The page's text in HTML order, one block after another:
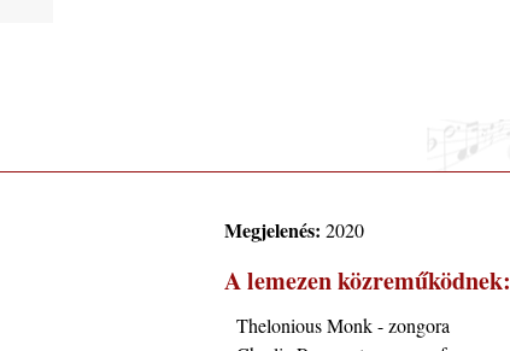
Megjelenés: 2020
A lemezen közreműködnek:
Thelonious Monk - zongora